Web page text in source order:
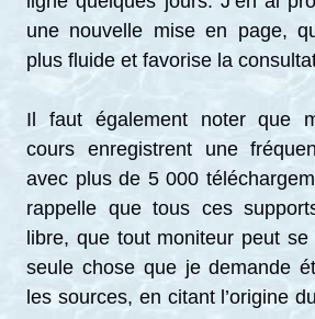
une nouvelle mise en page,
plus fluide et favorise la
Il faut également noter que
cours enregistrent une
avec plus de 5 000
rappelle que tous ces
libre, que tout moniteur peut
seule chose que je demande
les sources, en citant l’origine